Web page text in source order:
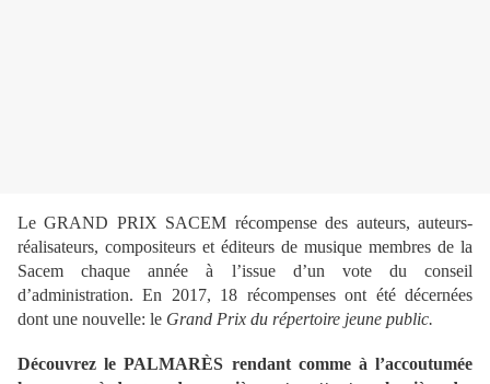
Le GRAND PRIX SACEM récompense des auteurs, auteurs-
réalisateurs, compositeurs et éditeurs de musique membres de la
Sacem chaque année à l’issue d’un vote du conseil
d’administration. En 2017, 18 récompenses ont été décernées
dont une nouvelle: le Grand Prix du répertoire jeune public.
Découvrez le PALMARÈS rendant comme à l’accoutumée